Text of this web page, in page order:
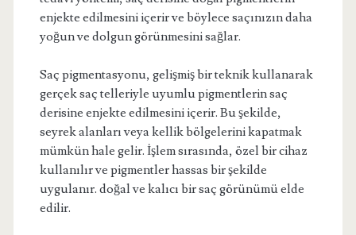
enjekte edilmesini içerir ve böylece saçınızın daha
yoğun ve dolgun görünmesini sağlar.
Saç pigmentasyonu, gelişmiş bir teknik kullanarak
gerçek saç telleriyle uyumlu pigmentlerin saç
derisine enjekte edilmesini içerir. Bu şekilde,
seyrek alanları veya kellik bölgelerini kapatmak
mümkün hale gelir. İşlem sırasında, özel bir cihaz
kullanılır ve pigmentler hassas bir şekilde
uygulanır. doğal ve kalıcı bir saç görünümü elde
edilir.